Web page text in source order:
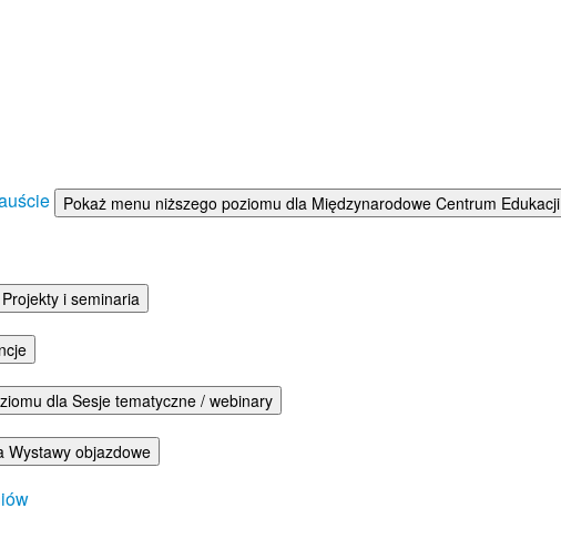
Pokaż menu niższego poziomu dla Międzynarodowe Centrum
i seminaria
dla Sesje tematyczne / webinary
Wystawy objazdowe